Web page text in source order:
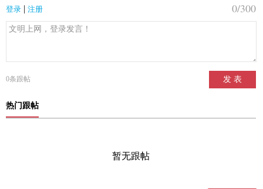
登录 | 注册 0/300
0条跟帖 发 表
热门跟帖
暂无跟帖